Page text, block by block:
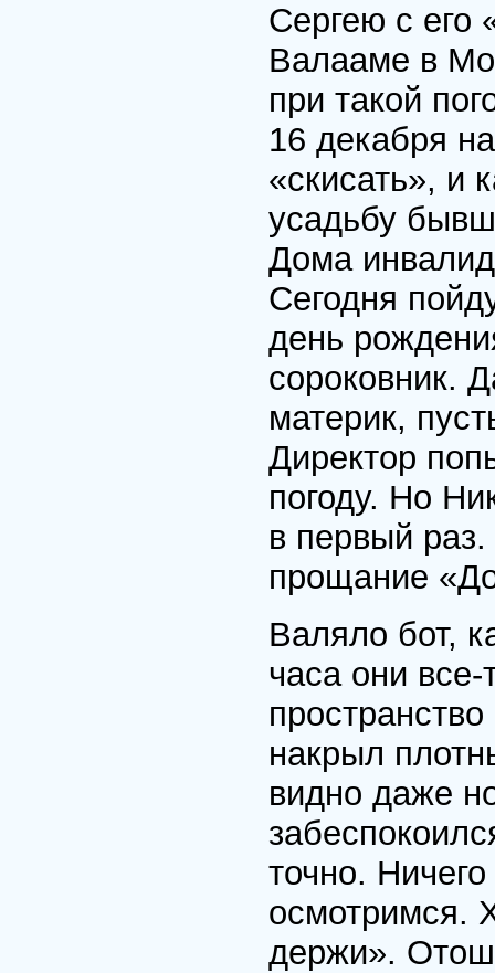
Сергею с его
Валааме в
при такой
16 декабря
«скисать», и
усадьбу
Дома
Сегодня
день
сороковник.
материк,
Директор
погоду. Но
в первый
прощание
Валяло бот,
часа они все-
накрыл
видно даже
точно.
осмотримся.
держи».